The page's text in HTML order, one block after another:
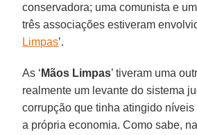
conservadora; uma comunista e
três associações estiveram
Limpas’.
As ‘ Mãos Limpas’ tiveram uma
realmente um levante do sistema
corrupção que tinha atingido
a própria economia. Como sabe,